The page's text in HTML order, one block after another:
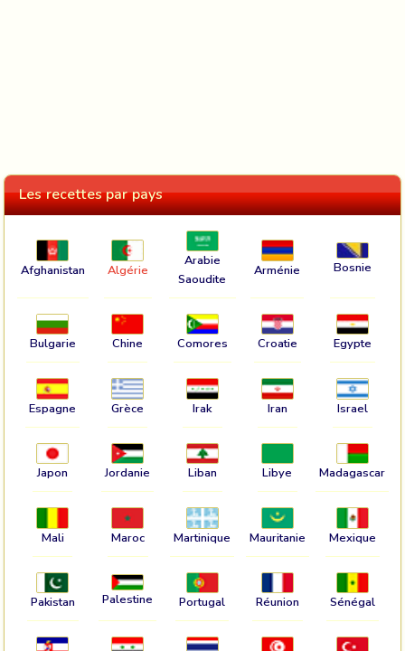
Les recettes par pays
Afghanistan Algérie
Arabie
Saoudite
Arménie Bosnie
Bulgarie Chine Comores Croatie Egypte
Espagne Grèce Irak Iran Israel
Japon Jordanie Liban Libye Madagascar
Mali Maroc Martinique Mauritanie Mexique
Pakistan Palestine Portugal Réunion Sénégal